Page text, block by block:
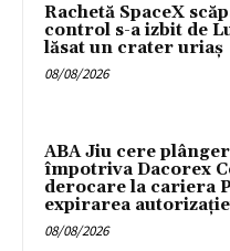
Rachetă SpaceX
control s-a izbit de
lăsat un crater uriaș
08/08/2026
ABA Jiu cere
împotriva Dacorex
derocare la cariera
expirarea
08/08/2026